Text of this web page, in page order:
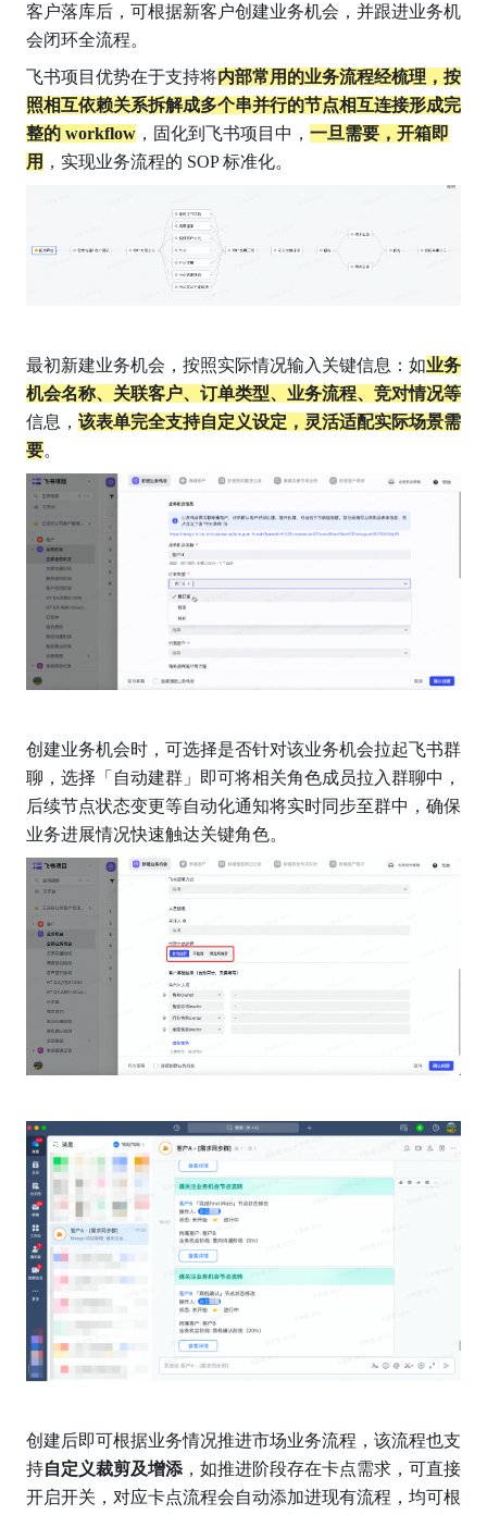
客户落库后，可根据新客户创建业务机会，并跟进业务机
会闭环全流程。
飞书项目优势在于支持将内部常用的业务流程经梳理，按
照相互依赖关系拆解成多个串并行的节点相互连接形成完
整的 workflow，固化到飞书项目中， 一旦需要，开箱即
用 ，实现业务流程的 SOP 标准化。
最初新建业务机会，按照实际情况输入关键信息：如业务
机会名称、关联客户、订单类型、业务流程、竞对情况等
信息， 该表单完全支持自定义设定，灵活适配实际场景需
要。
创建业务机会时，可选择是否针对该业务机会拉起飞书群
聊，选择「自动建群」即可将相关角色成员拉入群聊中，
后续节点状态变更等自动化通知将实时同步至群中，确保
业务进展情况快速触达关键角色。
创建后即可根据业务情况推进市场业务流程，该流程也支
持自定义裁剪及增添，如推进阶段存在卡点需求，可直接
开启开关，对应卡点流程会自动添加进现有流程，均可根